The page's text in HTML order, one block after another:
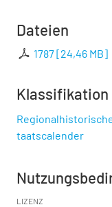
Dateien
1787[24,46 MB]
Klassifikation
taatscalender
LIZENZ